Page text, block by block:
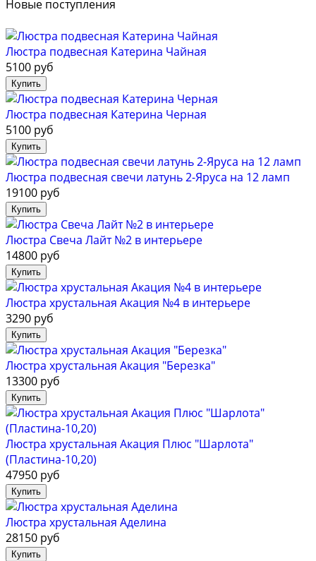
Новые поступления
Люстра подвесная Катерина Чайная
5100 руб
Люстра подвесная Катерина Черная
5100 руб
Люстра подвесная свечи латунь 2-Яруса на 12 ламп
19100 руб
Люстра Свеча Лайт №2 в интерьере
14800 руб
Люстра хрустальная Акация №4 в интерьере
3290 руб
Люстра хрустальная Акация "Березка"
13300 руб
Люстра хрустальная Акация Плюс "Шарлота"
(Пластина-10,20)
47950 руб
Люстра хрустальная Аделина
28150 руб